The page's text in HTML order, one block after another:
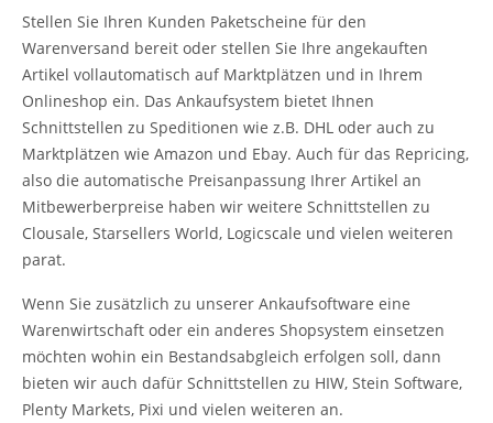
Stellen Sie Ihren Kunden Paketscheine für den
Warenversand bereit oder stellen Sie Ihre angekauften
Artikel vollautomatisch auf Marktplätzen und in Ihrem
Onlineshop ein. Das Ankaufsystem bietet Ihnen
Schnittstellen zu Speditionen wie z.B. DHL oder auch zu
Marktplätzen wie Amazon und Ebay. Auch für das Repricing,
also die automatische Preisanpassung Ihrer Artikel an
Mitbewerberpreise haben wir weitere Schnittstellen zu
Clousale, Starsellers World, Logicscale und vielen weiteren
parat.
Wenn Sie zusätzlich zu unserer Ankaufsoftware eine
Warenwirtschaft oder ein anderes Shopsystem einsetzen
möchten wohin ein Bestandsabgleich erfolgen soll, dann
bieten wir auch dafür Schnittstellen zu HIW, Stein Software,
Plenty Markets, Pixi und vielen weiteren an.